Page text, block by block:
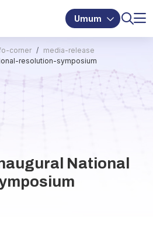
Umum
corner
media-release
resolution-symposium
National